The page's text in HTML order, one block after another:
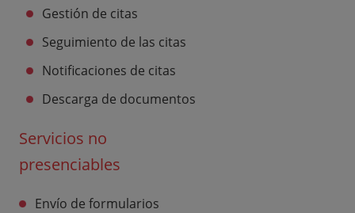
Gestión de citas
Seguimiento de las citas
Notificaciones de citas
Descarga de documentos
Servicios no
presenciables
Envío de formularios